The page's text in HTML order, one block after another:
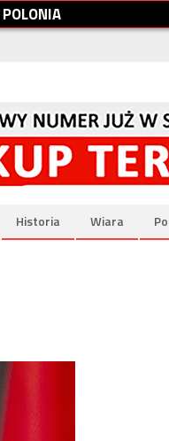
POLONIA
Historia Wiara